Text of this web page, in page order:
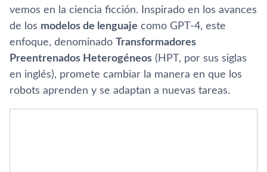
vemos en la ciencia ficción. Inspirado en los avances
de los modelos de lenguaje como GPT-4, este
enfoque, denominado Transformadores
Preentrenados Heterogéneos (HPT, por sus siglas
en inglés), promete cambiar la manera en que los
robots aprenden y se adaptan a nuevas tareas.